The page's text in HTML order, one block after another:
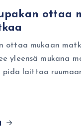
ottaa
ottaa mukaan
yleensä mukana
pidä laittaa